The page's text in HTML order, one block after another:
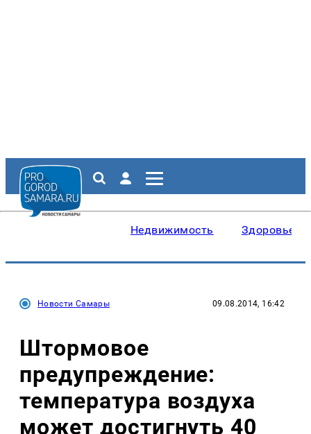
Недвижимость Здоровье
Новости Самары 09.08.2014, 16:42
Штормовое
предупреждение:
температура воздуха
может достигнуть 40